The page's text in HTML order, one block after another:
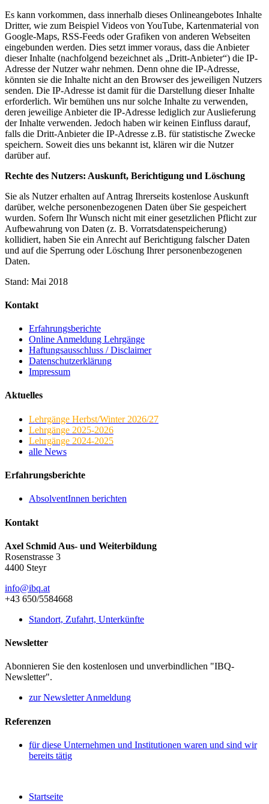
Es kann vorkommen, dass innerhalb dieses Onlineangebotes Inhalte
Dritter, wie zum Beispiel Videos von YouTube, Kartenmaterial von
Google-Maps, RSS-Feeds oder Grafiken von anderen Webseiten
eingebunden werden. Dies setzt immer voraus, dass die Anbieter
dieser Inhalte (nachfolgend bezeichnet als „Dritt-Anbieter“) die IP-
Adresse der Nutzer wahr nehmen. Denn ohne die IP-Adresse,
könnten sie die Inhalte nicht an den Browser des jeweiligen Nutzers
senden. Die IP-Adresse ist damit für die Darstellung dieser Inhalte
erforderlich. Wir bemühen uns nur solche Inhalte zu verwenden,
deren jeweilige Anbieter die IP-Adresse lediglich zur Auslieferung
der Inhalte verwenden. Jedoch haben wir keinen Einfluss darauf,
falls die Dritt-Anbieter die IP-Adresse z.B. für statistische Zwecke
speichern. Soweit dies uns bekannt ist, klären wir die Nutzer
darüber auf.
Rechte des Nutzers: Auskunft, Berichtigung und Löschung
Sie als Nutzer erhalten auf Antrag Ihrerseits kostenlose Auskunft
darüber, welche personenbezogenen Daten über Sie gespeichert
wurden. Sofern Ihr Wunsch nicht mit einer gesetzlichen Pflicht zur
Aufbewahrung von Daten (z. B. Vorratsdatenspeicherung)
kollidiert, haben Sie ein Anrecht auf Berichtigung falscher Daten
und auf die Sperrung oder Löschung Ihrer personenbezogenen
Daten.
Stand: Mai 2018
Kontakt
Erfahrungsberichte
Online Anmeldung Lehrgänge
Haftungsausschluss / Disclaimer
Datenschutzerklärung
Impressum
Aktuelles
Lehrgänge Herbst/Winter 2026/27
Lehrgänge 2025-2026
Lehrgänge 2024-2025
alle News
Erfahrungsberichte
AbsolventInnen berichten
Kontakt
Axel Schmid Aus- und Weiterbildung
Rosenstrasse 3
4400 Steyr
info@ibq.at
+43 650/5584668
Standort, Zufahrt, Unterkünfte
Newsletter
Abonnieren Sie den kostenlosen und unverbindlichen "IBQ-
Newsletter".
zur Newsletter Anmeldung
Referenzen
für diese Unternehmen und Institutionen waren und sind wir
bereits tätig
Startseite